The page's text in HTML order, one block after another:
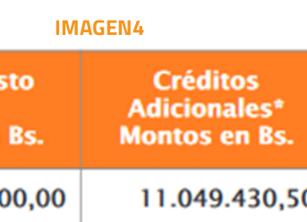
IMAGEN4